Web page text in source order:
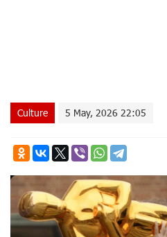
Culture 5 May, 2026 22:05